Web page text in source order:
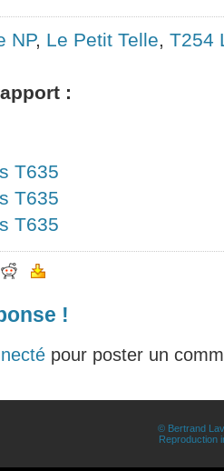
NP, Le Petit Telle, T254
:
T635
T635
T635
!
pour poster un
© Bertrand
Reproduction